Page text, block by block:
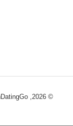
© 2026, jpnDatingGo |